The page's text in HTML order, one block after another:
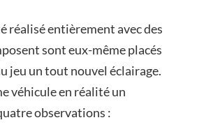
réalisé entièrement avec des
sont eux-même placés
jeu un tout nouvel éclairage.
véhicule en réalité un
observations :